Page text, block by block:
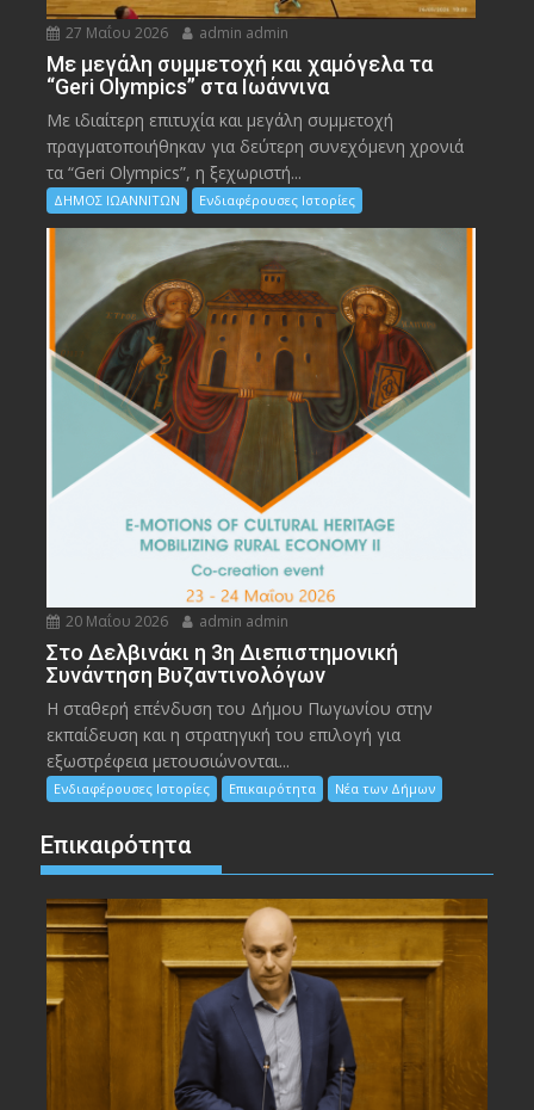
27 Μαΐου 2026 admin admin
Με μεγάλη συμμετοχή και χαμόγελα τα
“Geri Olympics” στα Ιωάννινα
Με ιδιαίτερη επιτυχία και μεγάλη συμμετοχή
πραγματοποιήθηκαν για δεύτερη συνεχόμενη χρονιά
τα “Geri Olympics”, η ξεχωριστή...
ΔΗΜΟΣ ΙΩΑΝΝΙΤΩΝ Ενδιαφέρουσες Ιστορίες
20 Μαΐου 2026 admin admin
Στο Δελβινάκι η 3η Διεπιστημονική
Συνάντηση Βυζαντινολόγων
Η σταθερή επένδυση του Δήμου Πωγωνίου στην
εκπαίδευση και η στρατηγική του επιλογή για
εξωστρέφεια μετουσιώνονται...
Ενδιαφέρουσες Ιστορίες Επικαιρότητα Νέα των Δήμων
Επικαιρότητα